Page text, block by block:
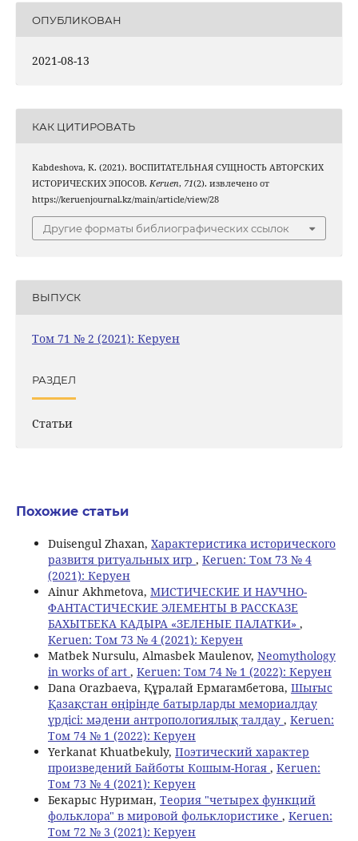
ОПУБЛИКОВАН
2021-08-13
КАК ЦИТИРОВАТЬ
Kabdeshova, K. (2021). ВОСПИТАТЕЛЬНАЯ СУЩНОСТЬ АВТОРСКИХ
ИСТОРИЧЕСКИХ ЭПОСОВ. Keruen, 71(2). извлечено от
https://keruenjournal.kz/main/article/view/28
Другие форматы библиографических ссылок
ВЫПУСК
Том 71 № 2 (2021): Керуен
РАЗДЕЛ
Статьи
Похожие статьи
Duisengul Zhaxan, Характеристика исторического
развитя ритуальных игр , Keruen: Том 73 № 4
(2021): Керуен
Ainur Akhmetova, МИСТИЧЕСКИЕ И НАУЧНО-
ФАНТАСТИЧЕСКИЕ ЭЛЕМЕНТЫ В РАССКАЗЕ
БАХЫТБЕКА КАДЫРА «ЗЕЛЕНЫЕ ПАЛАТКИ» ,
Keruen: Том 73 № 4 (2021): Керуен
Matbek Nursulu, Almasbek Maulenov, Neomythology
in works of art , Keruen: Том 74 № 1 (2022): Керуен
Dana Orazbaeva, Құралай Ермагамбетова, Шығыс
Қазақстан өңірінде батырларды мемориалдау
үрдісі: мәдени антропологиялық талдау , Keruen:
Том 74 № 1 (2022): Керуен
Yerkanat Khuatbekuly, Поэтический характер
произведений Байботы Кошым-Ногая , Keruen:
Том 73 № 4 (2021): Керуен
Бекарыс Нуриман, Теория "четырех функций
фольклора" в мировой фольклористике , Keruen:
Том 72 № 3 (2021): Керуен